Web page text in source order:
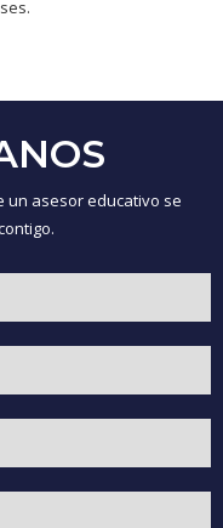
un asesor educativo se